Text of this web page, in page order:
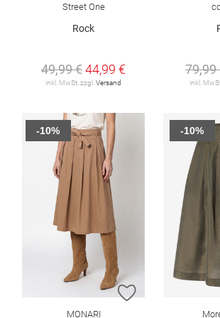
Street One
Rock
49,99 €44,99 €
inkl. MwSt. zzgl. Versand
79,99
inkl.
ZUR
MONARI
-10% -10%